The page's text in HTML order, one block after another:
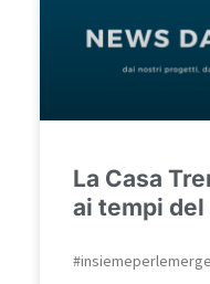
La Casa
ai tempi